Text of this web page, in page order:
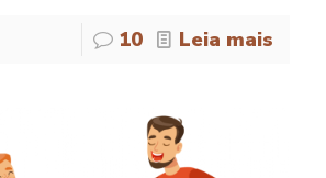
10 Leia mais